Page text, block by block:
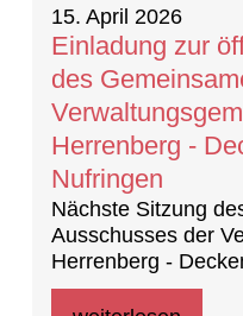
15. April 2026
Einladung zur
des
Herrenberg -
Nufringen
Nächste Sitzung
Ausschusses der
Herrenberg -
statt am 23. April